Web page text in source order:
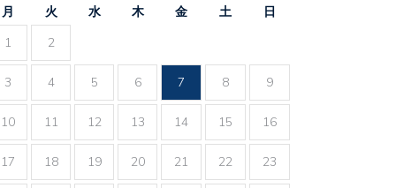
月 火 水 木 金 土
日
1
2
3 4 5 6 7 8 9
10 11 12 13 14 15 16
17 18 19 20 21 22 23